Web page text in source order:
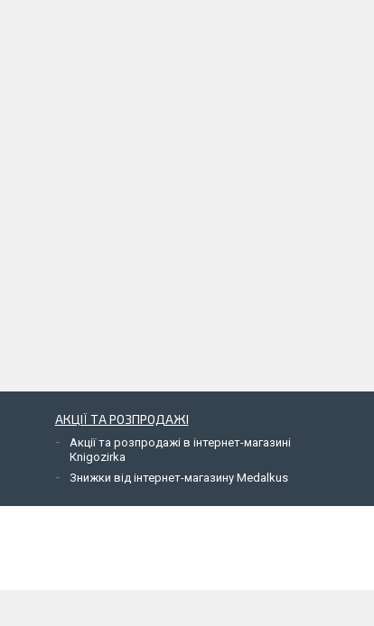
АКЦІЇ ТА РОЗПРОДАЖІ
Акції та розпродажі в інтернет-магазині
Кnigozirka
Знижки від інтернет-магазину Medalkus